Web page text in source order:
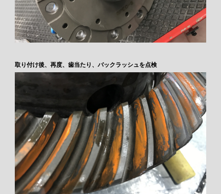
取り付け後、再度、歯当たり、バックラッシュを点検